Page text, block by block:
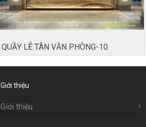
QUẦY LỄ TÂN VĂN PHÒNG-10
Giới thiệu
Giới thiệu